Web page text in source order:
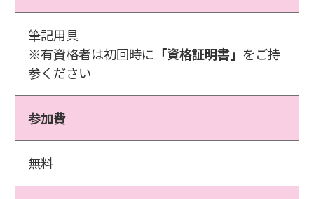
筆記用具
※有資格者は初回時に 「資格証明書」 をご持
参ください
参加費
無料